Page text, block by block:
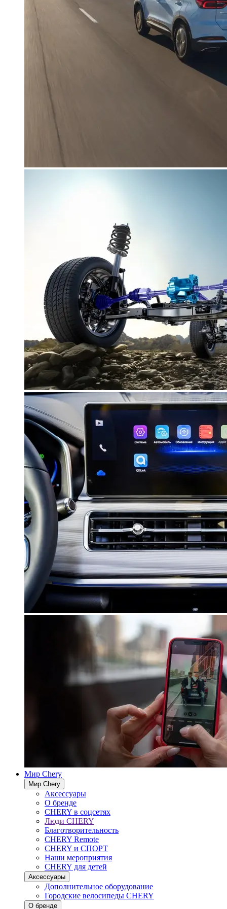
Мир Chery
Мир Chery
Аксессуары
О бренде
CHERY в соцсетях
Люди CHERY
Благотворительность
CHERY Remote
CHERY и СПОРТ
Наши мероприятия
CHERY для детей
Аксессуары
Дополнительное оборудование
Городские велосипеды CHERY
О бренде